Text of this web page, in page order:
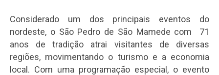
Considerado um dos principais eventos do
nordeste, o São Pedro de São Mamede com 71
anos de tradição atrai visitantes de diversas
regiões, movimentando o turismo e a economia
local. Com uma programação especial, o evento